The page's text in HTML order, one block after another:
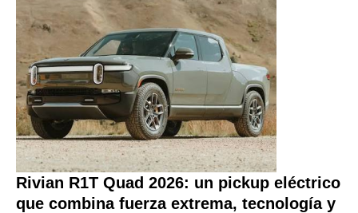
Rivian R1T Quad 2026: un pickup eléctrico
que combina fuerza extrema, tecnología y